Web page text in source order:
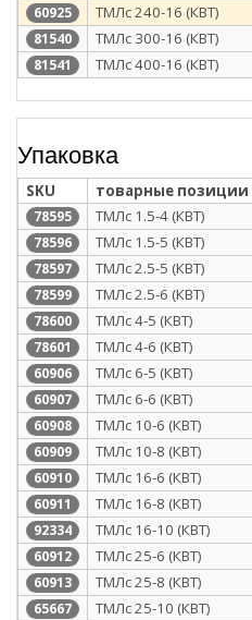
60925 ТМЛс 240-16 (КВТ)
81540 ТМЛс 300-16 (КВТ)
81541 ТМЛс 400-16 (КВТ)
Упаковка
SKU товарные позиции
78595 ТМЛс 1.5-4 (КВТ)
78596 ТМЛс 1.5-5 (КВТ)
78597 ТМЛс 2.5-5 (КВТ)
78599 ТМЛс 2.5-6 (КВТ)
78600 ТМЛс 4-5 (КВТ)
78601 ТМЛс 4-6 (КВТ)
60906 ТМЛс 6-5 (КВТ)
60907 ТМЛс 6-6 (КВТ)
60908 ТМЛс 10-6 (КВТ)
60909 ТМЛс 10-8 (КВТ)
60910 ТМЛс 16-6 (КВТ)
60911 ТМЛс 16-8 (КВТ)
92334 ТМЛс 16-10 (КВТ)
60912 ТМЛс 25-6 (КВТ)
60913 ТМЛс 25-8 (КВТ)
65667 ТМЛс 25-10 (КВТ)